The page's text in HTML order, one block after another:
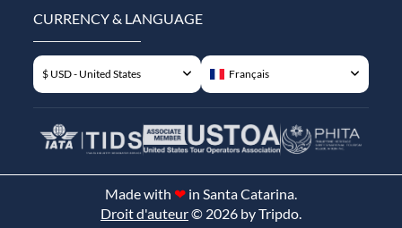
CURRENCY & LANGUAGE
$ USD - United States Français
Made with ❤ in Santa Catarina.
Droit d'auteur© 2026 by Tripdo.